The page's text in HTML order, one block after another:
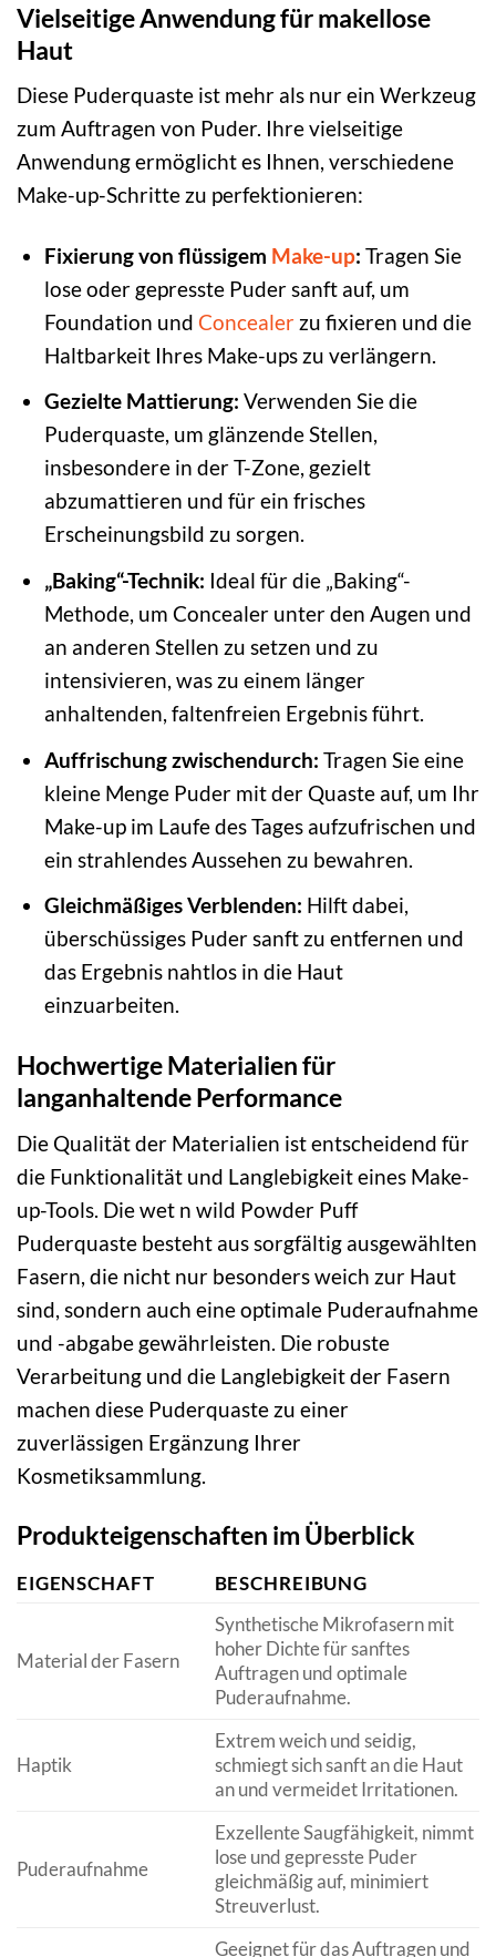
Vielseitige Anwendung für makellose
Haut
Diese Puderquaste ist mehr als nur ein Werkzeug
zum Auftragen von Puder. Ihre vielseitige
Anwendung ermöglicht es Ihnen, verschiedene
Make-up-Schritte zu perfektionieren:
Fixierung von flüssigem Make-up: Tragen Sie
lose oder gepresste Puder sanft auf, um
Foundation und Concealerzu fixieren und die
Haltbarkeit Ihres Make-ups zu verlängern.
Gezielte Mattierung: Verwenden Sie die
Puderquaste, um glänzende Stellen,
insbesondere in der T-Zone, gezielt
abzumattieren und für ein frisches
Erscheinungsbild zu sorgen.
„Baking“-Technik: Ideal für die „Baking“-
Methode, um Concealer unter den Augen und
an anderen Stellen zu setzen und zu
intensivieren, was zu einem länger
anhaltenden, faltenfreien Ergebnis führt.
Auffrischung zwischendurch: Tragen Sie eine
kleine Menge Puder mit der Quaste auf, um Ihr
Make-up im Laufe des Tages aufzufrischen und
ein strahlendes Aussehen zu bewahren.
Gleichmäßiges Verblenden: Hilft dabei,
überschüssiges Puder sanft zu entfernen und
das Ergebnis nahtlos in die Haut
einzuarbeiten.
Hochwertige Materialien für
langanhaltende Performance
Die Qualität der Materialien ist entscheidend für
die Funktionalität und Langlebigkeit eines Make-
up-Tools. Die wet n wild Powder Puff
Puderquaste besteht aus sorgfältig ausgewählten
Fasern, die nicht nur besonders weich zur Haut
sind, sondern auch eine optimale Puderaufnahme
und -abgabe gewährleisten. Die robuste
Verarbeitung und die Langlebigkeit der Fasern
machen diese Puderquaste zu einer
zuverlässigen Ergänzung Ihrer
Kosmetiksammlung.
Produkteigenschaften im Überblick
EIGENSCHAFT BESCHREIBUNG
Material der Fasern
Synthetische Mikrofasern mit
hoher Dichte für sanftes
Auftragen und optimale
Puderaufnahme.
Haptik
Extrem weich und seidig,
schmiegt sich sanft an die Haut
an und vermeidet Irritationen.
Puderaufnahme
Exzellente Saugfähigkeit, nimmt
lose und gepresste Puder
gleichmäßig auf, minimiert
Streuverlust.
Geeignet für das Auftragen und